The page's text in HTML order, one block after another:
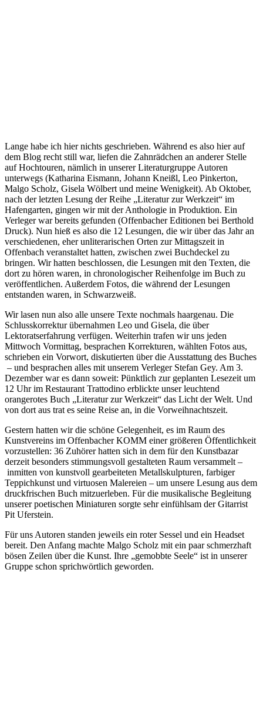
Lange habe ich hier nichts geschrieben. Während es also hier auf
dem Blog recht still war, liefen die Zahnrädchen an anderer Stelle
auf Hochtouren, nämlich in unserer Literaturgruppe Autoren
unterwegs (Katharina Eismann, Johann Kneißl, Leo Pinkerton,
Malgo Scholz, Gisela Wölbert und meine Wenigkeit). Ab Oktober,
nach der letzten Lesung der Reihe „Literatur zur Werkzeit“ im
Hafengarten, gingen wir mit der Anthologie in Produktion. Ein
Verleger war bereits gefunden (Offenbacher Editionen bei Berthold
Druck). Nun hieß es also die 12 Lesungen, die wir über das Jahr an
verschiedenen, eher unliterarischen Orten zur Mittagszeit in
Offenbach veranstaltet hatten, zwischen zwei Buchdeckel zu
bringen. Wir hatten beschlossen, die Lesungen mit den Texten, die
dort zu hören waren, in chronologischer Reihenfolge im Buch zu
veröffentlichen. Außerdem Fotos, die während der Lesungen
entstanden waren, in Schwarzweiß.
Wir lasen nun also alle unsere Texte nochmals haargenau. Die
Schlusskorrektur übernahmen Leo und Gisela, die über
Lektoratserfahrung verfügen. Weiterhin trafen wir uns jeden
Mittwoch Vormittag, besprachen Korrekturen, wählten Fotos aus,
schrieben ein Vorwort, diskutierten über die Ausstattung des Buches
– und besprachen alles mit unserem Verleger Stefan Gey. Am 3.
Dezember war es dann soweit: Pünktlich zur geplanten Lesezeit um
12 Uhr im Restaurant Trattodino erblickte unser leuchtend
orangerotes Buch „Literatur zur Werkzeit“ das Licht der Welt. Und
von dort aus trat es seine Reise an, in die Vorweihnachtszeit.
Gestern hatten wir die schöne Gelegenheit, es im Raum des
Kunstvereins im Offenbacher KOMM einer größeren Öffentlichkeit
vorzustellen: 36 Zuhörer hatten sich in dem für den Kunstbazar
derzeit besonders stimmungsvoll gestalteten Raum versammelt –
inmitten von kunstvoll gearbeiteten Metallskulpturen, farbiger
Teppichkunst und virtuosen Malereien – um unsere Lesung aus dem
druckfrischen Buch mitzuerleben. Für die musikalische Begleitung
unserer poetischen Miniaturen sorgte sehr einfühlsam der Gitarrist
Pit Uferstein.
Für uns Autoren standen jeweils ein roter Sessel und ein Headset
bereit. Den Anfang machte Malgo Scholz mit ein paar schmerzhaft
bösen Zeilen über die Kunst. Ihre „gemobbte Seele“ ist in unserer
Gruppe schon sprichwörtlich geworden.